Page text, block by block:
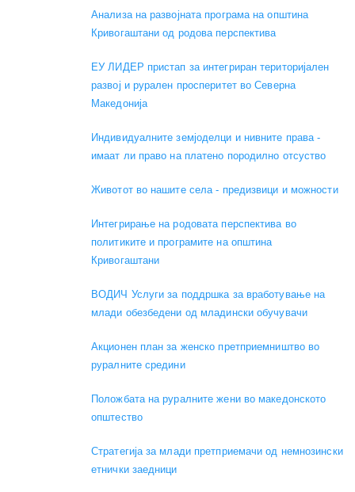
Анализа на развојната програма на општина
Кривогаштани од родова перспектива
ЕУ ЛИДЕР пристап за интегриран територијален
развој и рурален просперитет во Северна
Македонија
Индивидуалните земјоделци и нивните права -
имаат ли право на платено породилно отсуство
Животот во нашите села - предизвици и можности
Интегрирање на родовата перспектива во
политиките и програмите на општина
Кривогаштани
ВОДИЧ Услуги за поддршка за вработување на
млади обезбедени од младински обучувачи
Акционен план за женско претприемништво во
руралните средини
Положбата на руралните жени во македонското
општество
Стратегија за млади претприемачи од немнозински
етнички заедници